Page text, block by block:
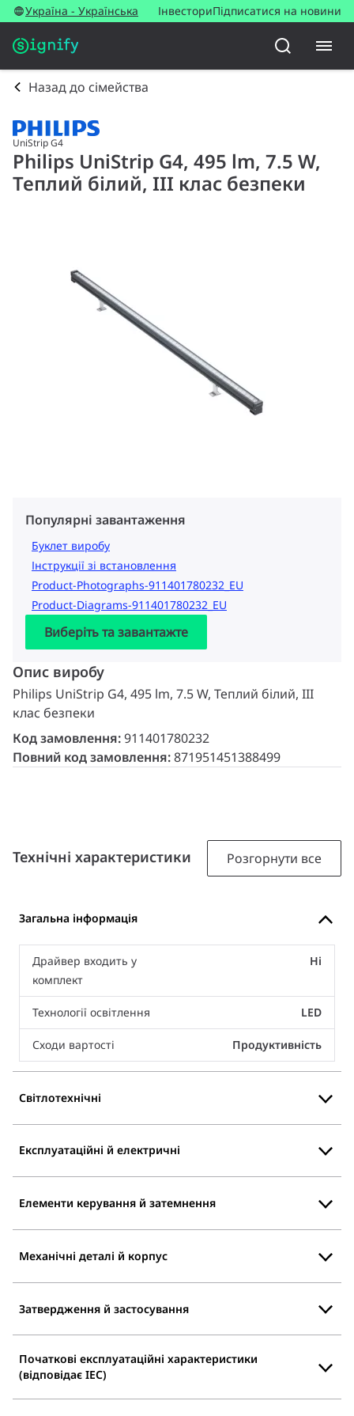
Україна - Українська ІнвесториПідписатися на новини
Назад до сімейства
UniStrip G4
Philips UniStrip G4, 495 lm, 7.5 W,
Теплий білий, III клас безпеки
Популярні завантаження
Буклет виробу
Інструкції зі встановлення
Product-Photographs-911401780232_EU
Product-Diagrams-911401780232_EU
Виберіть та завантажте
Опис виробу
Philips UniStrip G4, 495 lm, 7.5 W, Теплий білий, III
клас безпеки
Код замовлення:911401780232
Повний код замовлення:871951451388499
Технічні характеристики Розгорнути все
Загальна інформація
Драйвер входить у
комплект
Ні
Технології освітлення LED
Сходи вартості Продуктивність
Світлотехнічні
Експлуатаційні й електричні
Елементи керування й затемнення
Механічні деталі й корпус
Затвердження й застосування
Початкові експлуатаційні характеристики
(відповідає IEC)